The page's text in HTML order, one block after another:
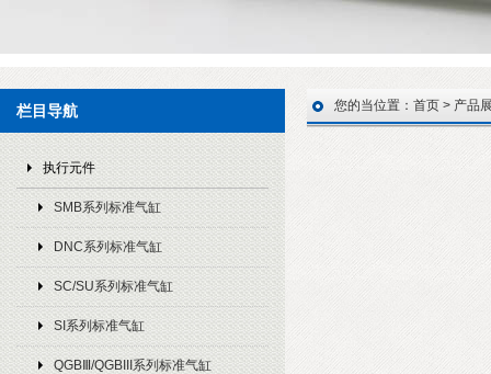
栏目导航
执行元件
SMB系列标准气缸
DNC系列标准气缸
SC/SU系列标准气缸
SI系列标准气缸
QGBⅢ/QGBIII系列标准气缸
您的当位置： 首页 > 产品